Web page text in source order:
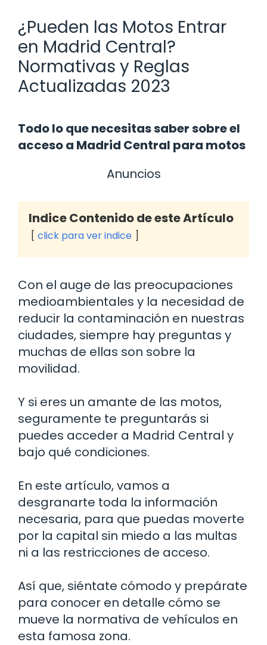
¿Pueden las Motos Entrar
en Madrid Central?
Normativas y Reglas
Actualizadas 2023
Todo lo que necesitas saber sobre el
acceso a Madrid Central para motos
Anuncios
Indice Contenido de este Artículo
click para ver indice
Con el auge de las preocupaciones
medioambientales y la necesidad de
reducir la contaminación en nuestras
ciudades, siempre hay preguntas y
muchas de ellas son sobre la
movilidad.
Y si eres un amante de las motos,
seguramente te preguntarás si
puedes acceder a Madrid Central y
bajo qué condiciones.
En este artículo, vamos a
desgranarte toda la información
necesaria, para que puedas moverte
por la capital sin miedo a las multas
ni a las restricciones de acceso.
Así que, siéntate cómodo y prepárate
para conocer en detalle cómo se
mueve la normativa de vehículos en
esta famosa zona.